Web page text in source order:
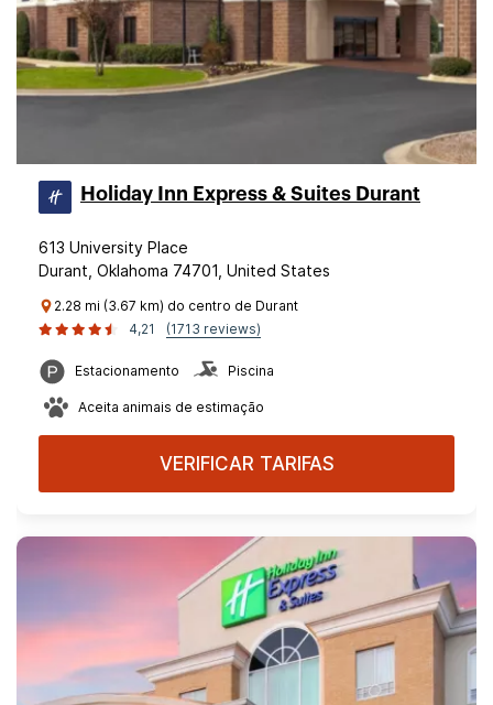
Holiday Inn Express & Suites Durant
613 University Place
Durant, Oklahoma 74701, United States
2.28 mi (3.67 km) do centro de Durant
4,21
(1713 reviews)
Estacionamento Piscina
Aceita animais de estimação
VERIFICAR TARIFAS